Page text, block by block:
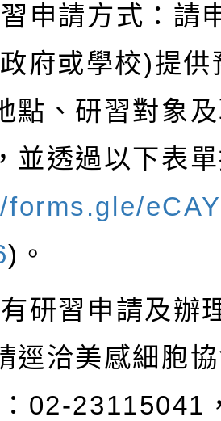
申請方式：請
府或學校)提供
點、研習對象
並透過以下表
) 。
研習申請及辦
逕洽美感細胞
02-23115041